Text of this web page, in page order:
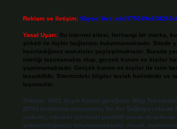
Reklam ve İletişim: Skype:
Yasal Uyarı: Bu internet sitesi, herhangi bir marka,
şirketi ile hiçbir bağlantısı bulunmamaktadır. Sitede
hazırladığımız makaleler paylaşılmaktadır. Burada
niteliği taşımamakta olup, gerçek kurum ve kişiler
yapılmamaktadır. Gerçek kurum ve kişiler ile isim
tesadüfidir. Sitemizdeki bilgiler taslak halindedir ve
taşımazlar.
Sitemiz, 5651 Sayılı Kanun gereğince Bilgi
(BTK) tarafından onaylanmış bir Yer Sağlayıcı
nedenle, sitedeki içerikleri proaktif olarak denetleme
yükümlülüğümüz bulunmamaktadır. Ancak,